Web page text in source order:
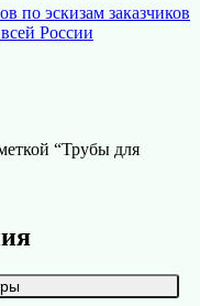
по эскизам заказчиков
России
“Трубы для